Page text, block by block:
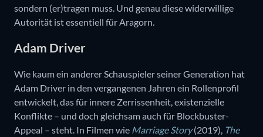
sondern (er)tragen muss. Und genau diese widerwillige
Autorität ist essentiell für Aragorn.
Adam Driver
Wie kaum ein anderer Schauspieler seiner Generation hat
Adam Driver in den vergangenen Jahren ein Rollenprofil
entwickelt, das für innere Zerrissenheit, existenzielle
Konflikte – und doch gleichsam auch für Blockbuster-
Appeal – steht. In Filmen wie Marriage Story(2019), The